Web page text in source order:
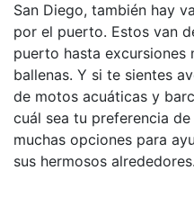
San Diego, también hay
por el puerto. Estos van
puerto hasta excursiones
ballenas. Y si te sientes
de motos acuáticas y
cuál sea tu preferencia
muchas opciones para
sus hermosos alrededores.